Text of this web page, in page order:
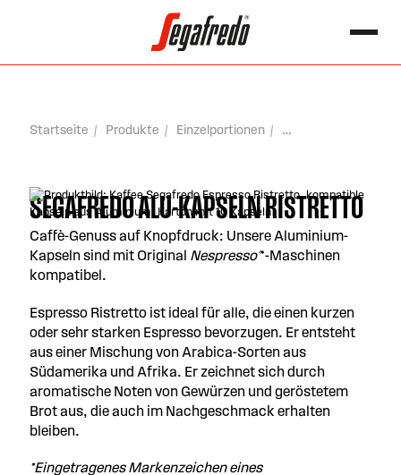
Startseite Produkte Einzelportionen
SEGAFREDO ALU-KAPSELN RISTRETTO
Caffè-Genuss auf Knopfdruck: Unsere Aluminium-
Kapseln sind mit Original Nespresso®*-Maschinen
kompatibel.
Espresso Ristretto ist ideal für alle, die einen kurzen
oder sehr starken Espresso bevorzugen. Er entsteht
aus einer Mischung von Arabica-Sorten aus
Südamerika und Afrika. Er zeichnet sich durch
aromatische Noten von Gewürzen und geröstetem
Brot aus, die auch im Nachgeschmack erhalten
bleiben.
*Eingetragenes Markenzeichen eines